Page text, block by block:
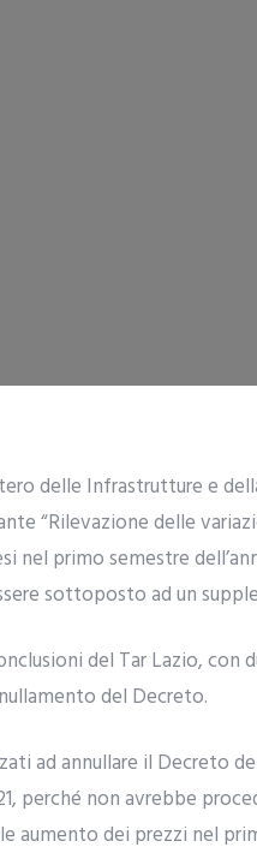
delle Infrastrutture e
“Rilevazione delle
nel primo semestre
sottoposto ad un
del Tar Lazio,
del Decreto.
ad annullare il Decreto
perché non avrebbe
aumento dei prezzi nel